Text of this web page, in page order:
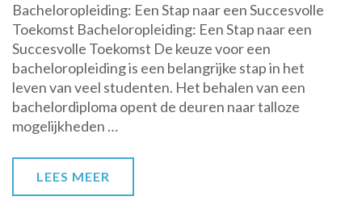
de
Veelzijdigheid
van
een
Bacheloropleiding
Bacheloropleiding: Een Stap naar een Succesvolle
Toekomst Bacheloropleiding: Een Stap naar een
Succesvolle Toekomst De keuze voor een
bacheloropleiding is een belangrijke stap in het
leven van veel studenten. Het behalen van een
bachelordiploma opent de deuren naar talloze
mogelijkheden …
LEES MEER